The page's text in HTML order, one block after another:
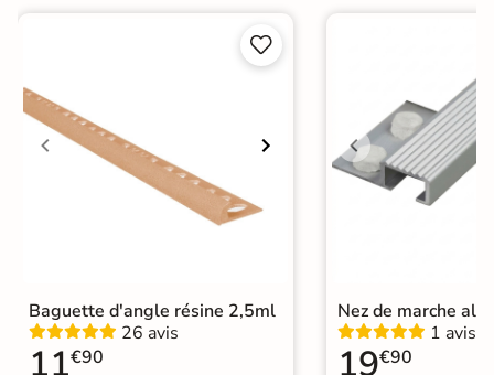
Surface Lisse
Pièce humides
Pose


Baguette d'angle résine 2,5ml
26 avis
11€90
Nez de marche
1 avis
19€90